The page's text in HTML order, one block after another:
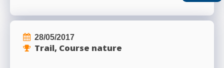
28/05/2017
Trail, Course nature